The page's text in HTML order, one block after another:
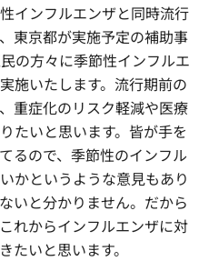
インフルエンザと同時流行
東京都が実施予定の補助事
の方々に季節性インフルエ
施いたします。流行期前の
重症化のリスク軽減や医療
たいと思います。皆が手を
るので、季節性のインフル
かというような意見もあり
いと分かりません。だから
れからインフルエンザに対
たいと思います。